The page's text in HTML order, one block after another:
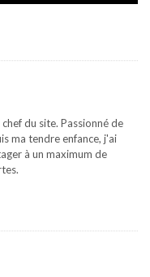
du site. Passionné de
ma tendre enfance, j'ai
à un maximum de